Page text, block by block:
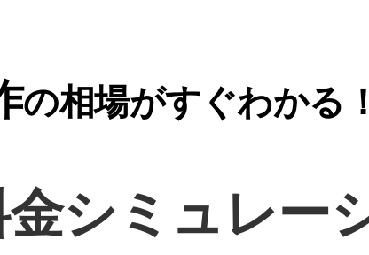
の相場がすぐわかる！
シミュレー